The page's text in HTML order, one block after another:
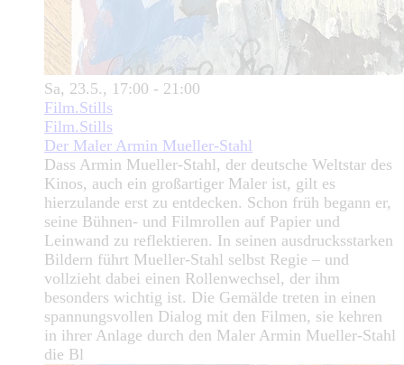
Sa, 23.5., 17:00 - 21:00
Film.Stills
Film.Stills
Der Maler Armin Mueller-Stahl
Dass Armin Mueller-Stahl, der deutsche Weltstar des
Kinos, auch ein großartiger Maler ist, gilt es
hierzulande erst zu entdecken. Schon früh begann er,
seine Bühnen- und Filmrollen auf Papier und
Leinwand zu reflektieren. In seinen ausdrucksstarken
Bildern führt Mueller-Stahl selbst Regie – und
vollzieht dabei einen Rollenwechsel, der ihm
besonders wichtig ist. Die Gemälde treten in einen
spannungsvollen Dialog mit den Filmen, sie kehren
in ihrer Anlage durch den Maler Armin Mueller-Stahl
die Bl